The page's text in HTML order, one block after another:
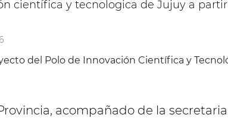
científica y tecnologica de Jujuy a
acompañado de la